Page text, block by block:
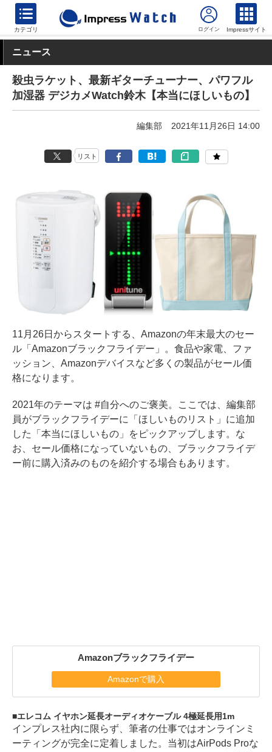
カテゴリ Impressサイト
ニュース
殺虫ラケット、最新ギターチューナー、パワフル
加湿器 デジカメWatch鈴木【本当にほしいもの】
編集部 2021年11月26日 14:00
リスト
11月26日からスタートする、Amazonの年末最大のセー
ル「Amazonブラックフライデー」。食品や家電、ファ
ッション、Amazonデバイスなど多くの製品がセール価
格になります。
2021年のテーマは #自分へのご褒美。ここでは、編集部
員がブラックフライデーに「ほしいものリスト」に追加
した「本当にほしいもの」をピックアップします。な
お、セール価格になっていないもの、ブラックフライデ
ー前に購入済みのものを紹介する場合もあります。
Amazonブラックフライデー
Amazonで購入
エレコム イヤホン延長オーディオケーブル 4極延長用1m
インプレス社内に限らず、筆者の仕事ではオンラインミ
ーティングが完全に定着しました。当初はAirPods Proな